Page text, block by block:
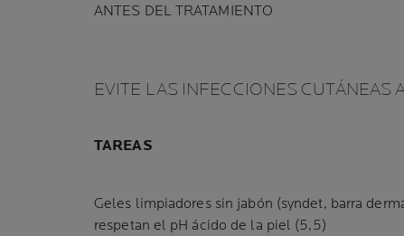
ANTES DEL TRATAMIENTO
EVITE LAS INFECCIONES CUTÁNEAS
TAREAS
Geles limpiadores sin jabón (syndet, barra
respetan el pH ácido de la piel (5,5)